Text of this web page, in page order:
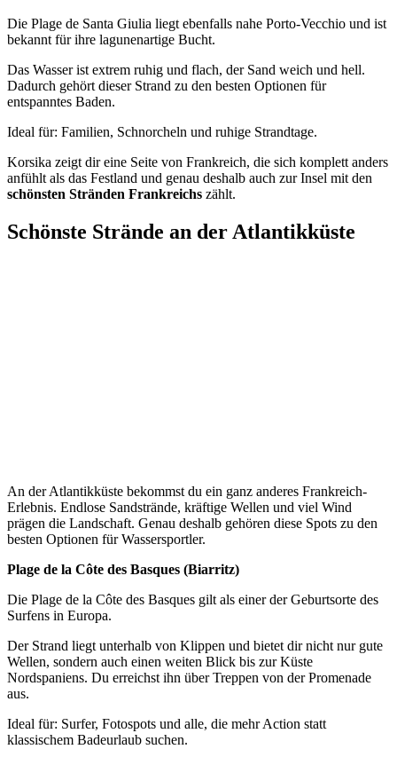
Die Plage de Santa Giulia liegt ebenfalls nahe Porto-Vecchio und ist
bekannt für ihre lagunenartige Bucht.
Das Wasser ist extrem ruhig und flach, der Sand weich und hell.
Dadurch gehört dieser Strand zu den besten Optionen für
entspanntes Baden.
Ideal für: Familien, Schnorcheln und ruhige Strandtage.
Korsika zeigt dir eine Seite von Frankreich, die sich komplett anders
anfühlt als das Festland und genau deshalb auch zur Insel mit den
schönsten Stränden Frankreichs zählt.
Schönste Strände an der Atlantikküste
An der Atlantikküste bekommst du ein ganz anderes Frankreich-
Erlebnis. Endlose Sandstrände, kräftige Wellen und viel Wind
prägen die Landschaft. Genau deshalb gehören diese Spots zu den
besten Optionen für Wassersportler.
Plage de la Côte des Basques (Biarritz)
Die Plage de la Côte des Basques gilt als einer der Geburtsorte des
Surfens in Europa.
Der Strand liegt unterhalb von Klippen und bietet dir nicht nur gute
Wellen, sondern auch einen weiten Blick bis zur Küste
Nordspaniens. Du erreichst ihn über Treppen von der Promenade
aus.
Ideal für: Surfer, Fotospots und alle, die mehr Action statt
klassischem Badeurlaub suchen.